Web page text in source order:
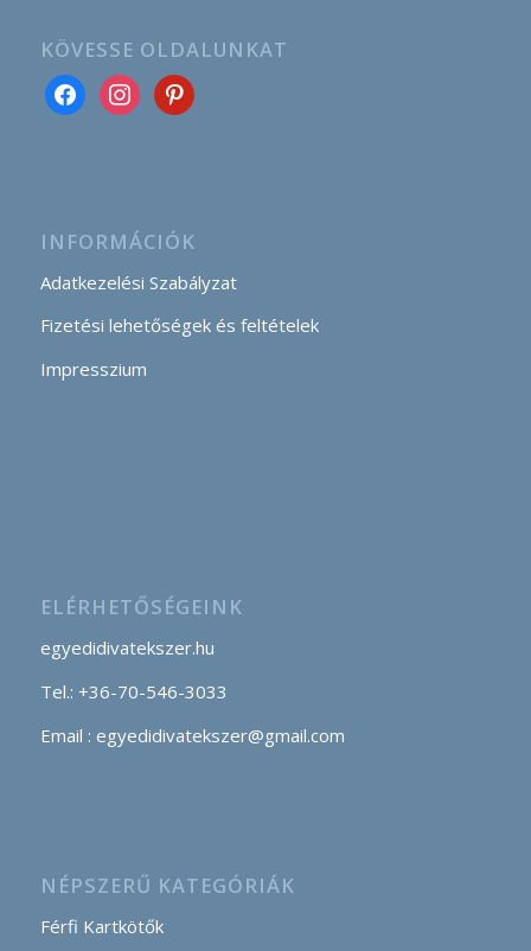
KÖVESSE OLDALUNKAT
INFORMÁCIÓK
Adatkezelési Szabályzat
Fizetési lehetőségek és feltételek
Impresszium
ELÉRHETŐSÉGEINK
egyedidivatekszer.hu
Tel.: +36-70-546-3033
Email : egyedidivatekszer@gmail.com
NÉPSZERŰ KATEGÓRIÁK
Férfi Kartkötők